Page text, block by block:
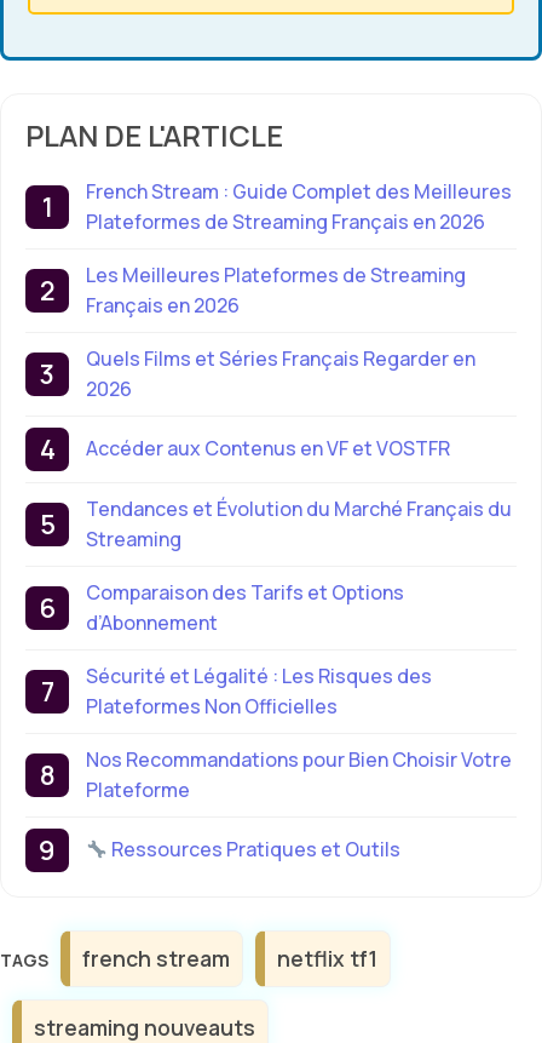
PLAN DE L'ARTICLE
French Stream : Guide Complet des Meilleures
Plateformes de Streaming Français en 2026
Les Meilleures Plateformes de Streaming
Français en 2026
Quels Films et Séries Français Regarder en
2026
Accéder aux Contenus en VF et VOSTFR
Tendances et Évolution du Marché Français du
Streaming
Comparaison des Tarifs et Options
d’Abonnement
Sécurité et Légalité : Les Risques des
Plateformes Non Officielles
Nos Recommandations pour Bien Choisir Votre
Plateforme
Ressources Pratiques et Outils
Étiquettes
french stream netflix tf1
streaming nouveauts